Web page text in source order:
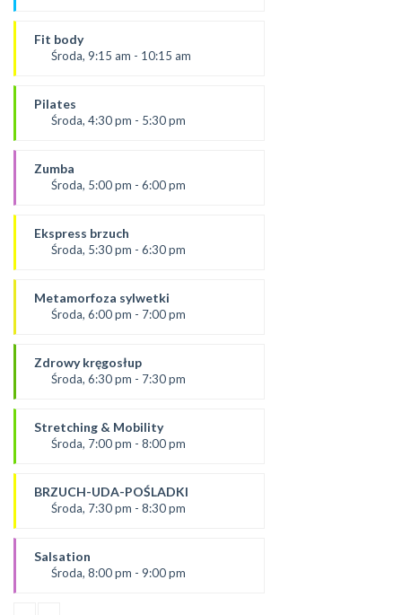
Aneta
SALA 1
Fit body
Środa, 9:15 am - 10:15 am
Justyna
*Zajęcia dla dorosłych i dzieci
Pilates
Środa, 4:30 pm - 5:30 pm
Żaneta
SALA 1
Zumba
Środa, 5:00 pm - 6:00 pm
Ola P
*Zajęcia dla dorosłych i dzieci
Ekspress brzuch
Środa, 5:30 pm - 6:30 pm
Ola B.
*Zajęcia dla dorosłych i dzieci
Metamorfoza sylwetki
Środa, 6:00 pm - 7:00 pm
Dominika F
SALA 2
Zdrowy kręgosłup
Środa, 6:30 pm - 7:30 pm
Ania
*Zajęcia dla dorosłych i dzieci
Stretching & Mobility
Środa, 7:00 pm - 8:00 pm
Żaneta
*Zajęcia dla dorosłych i dzieci
BRZUCH-UDA-POŚLADKI
Środa, 7:30 pm - 8:30 pm
Agata
*Zajęcia dla dorosłych i dzieci
Salsation
Środa, 8:00 pm - 9:00 pm